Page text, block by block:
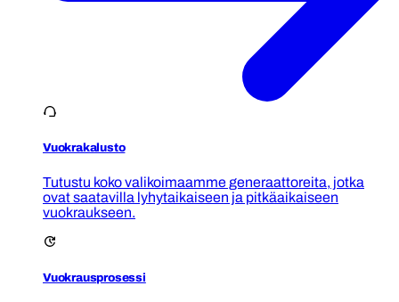
Vuokrakalusto
Tutustu koko valikoimaamme generaattoreita, jotka
ovat saatavilla lyhytaikaiseen ja pitkäaikaiseen
vuokraukseen.
Vuokrausprosessi